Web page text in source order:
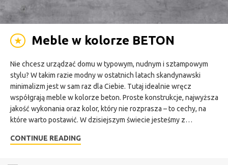
★ Meble w kolorze BETON
Nie chcesz urządzać domu w typowym, nudnym i sztampowym
stylu? W takim razie modny w ostatnich latach skandynawski
minimalizm jest w sam raz dla Ciebie. Tutaj idealnie wręcz
współgrają meble w kolorze beton. Proste konstrukcje, najwyższa
jakość wykonania oraz kolor, który nie rozprasza – to cechy, na
które warto postawić. W dzisiejszym świecie jesteśmy z…
CONTINUE READING